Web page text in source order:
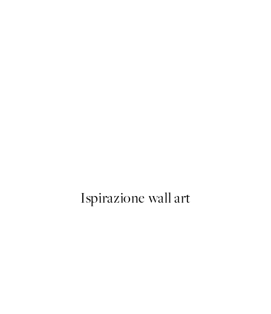
Ispirazione wall art